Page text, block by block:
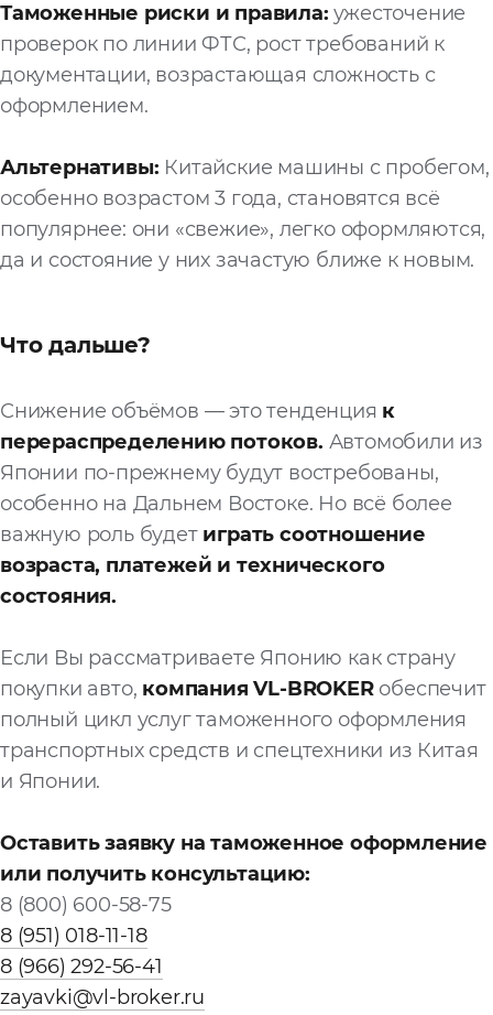
Таможенные риски и правила: ужесточение
проверок по линии ФТС, рост требований к
документации, возрастающая сложность с
оформлением.
Альтернативы: Китайские машины с пробегом,
особенно возрастом 3 года, становятся всё
популярнее: они «свежие», легко оформляются,
да и состояние у них зачастую ближе к новым.
Что дальше?
Снижение объёмов — это тенденция к
перераспределению потоков. Автомобили из
Японии по-прежнему будут востребованы,
особенно на Дальнем Востоке. Но всё более
важную роль будет играть соотношение
возраста, платежей и технического
состояния.
Если Вы рассматриваете Японию как страну
покупки авто, компания VL-BROKERобеспечит
полный цикл услуг таможенного оформления
транспортных средств и спецтехники из Китая
и Японии.
Оставить заявку на таможенное оформление
или получить консультацию:
8 (800) 600-58-75
8 (951) 018-11-18
8 (966) 292-56-41
zayavki@vl-broker.ru